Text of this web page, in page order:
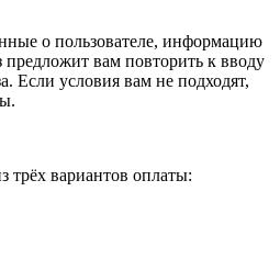
о пользователе, информацию
предложит вам повторить к вводу
Если условия вам не подходят,
трёх вариантов оплаты: